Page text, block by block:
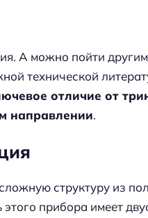
А можно пойти
технической
отличие от
направлении.
структуру из
этого прибора имеет